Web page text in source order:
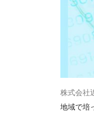
株式会社
地域で培